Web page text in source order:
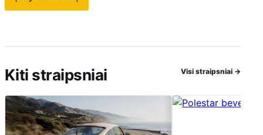
Kiti straipsniai Visi straipsniai →